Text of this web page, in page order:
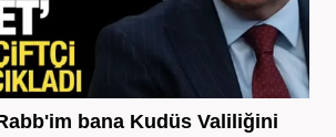
bana Kudüs Valiliğini